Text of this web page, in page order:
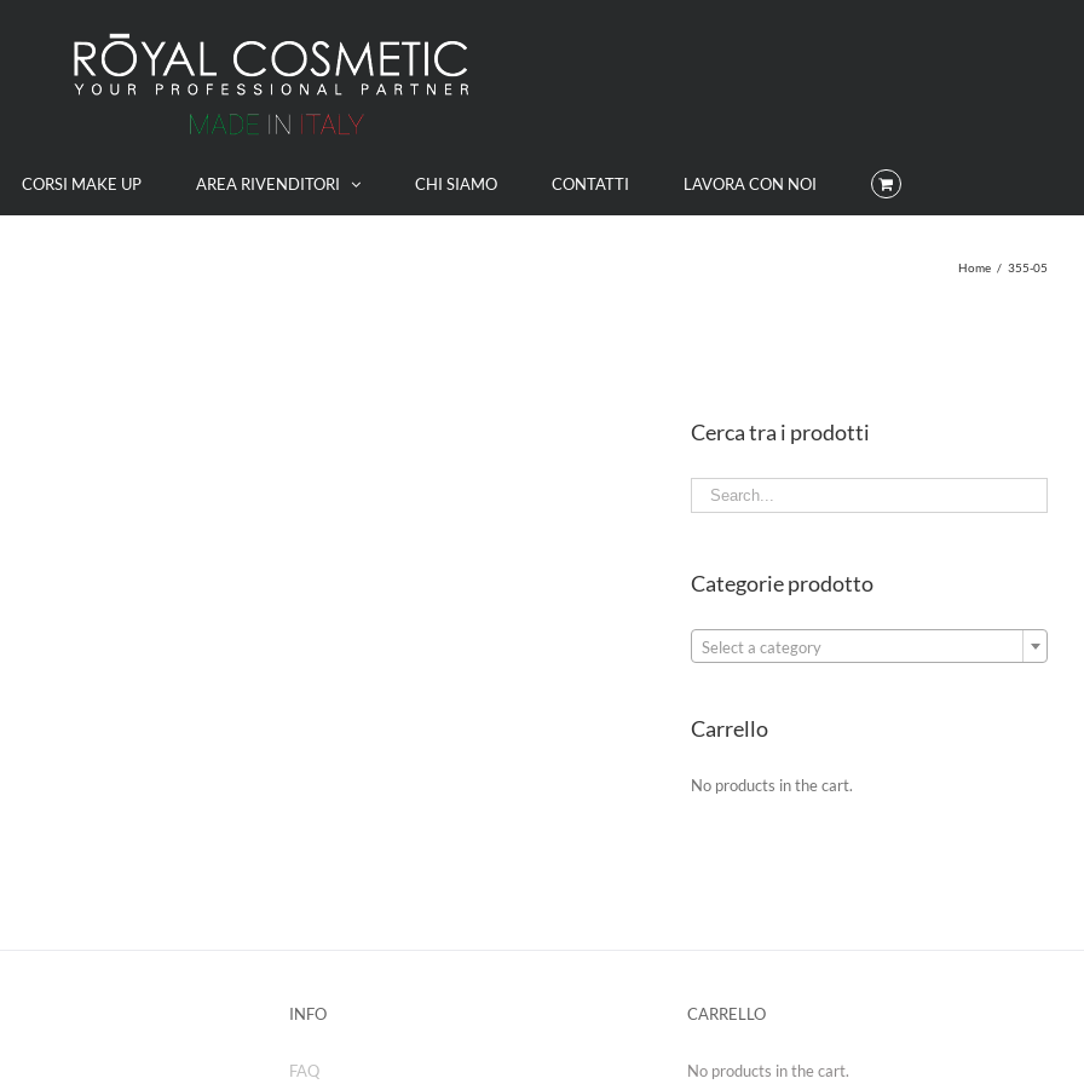
CORSI MAKE UP AREA RIVENDITORI CHI SIAMO CONTATTI LAVORA CON NOI
Home / 355-05
Cerca tra i prodotti
Categorie prodotto
Select a category
Carrello
No products in the cart.
INFO
FAQ
CARRELLO
No products in the cart.